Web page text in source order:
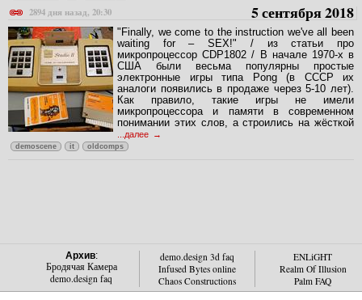
2894 дня назад, 20:30 5 сентября 2018
"Finally, we come to the instruction we've all been
waiting for – SEX!" / из статьи про
микропроцессор CDP1802 / В начале 1970-х в
США были весьма популярны простые
электронные игры типа Pong (в СССР их
аналоги появились в продаже через 5-10 лет).
Как правило, такие игры не имели
микропроцессора и памяти в современном
понимании этих слов, а строились на жёсткой
...далее
demoscene it oldcomps
Архив:
Бродячая Камера
demo.design faq
demo.design 3d faq
Infused Bytes online
Chaos Constructions
ENLiGHT
Realm Of Illusion
Palm FAQ